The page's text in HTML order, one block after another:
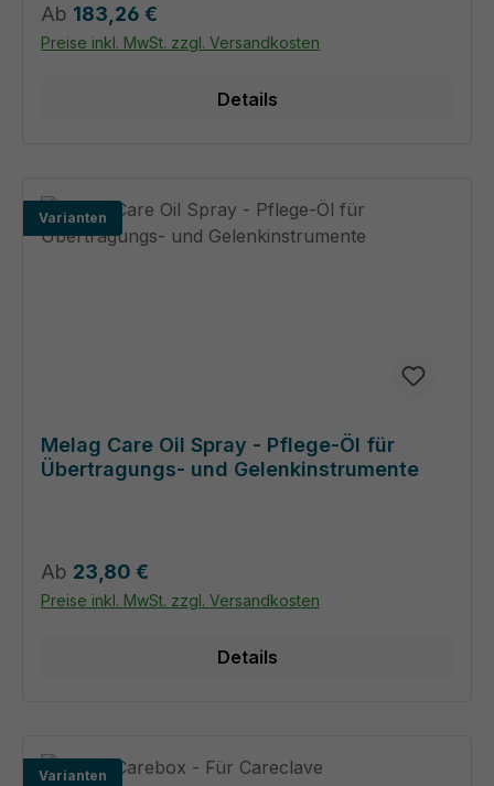
Regulärer Preis:
Ab 183,26 €
Preise inkl. MwSt. zzgl. Versandkosten
Details
Varianten
Melag Care Oil Spray - Pflege-Öl für
Übertragungs- und Gelenkinstrumente
Regulärer Preis:
Ab 23,80 €
Preise inkl. MwSt. zzgl. Versandkosten
Details
Varianten